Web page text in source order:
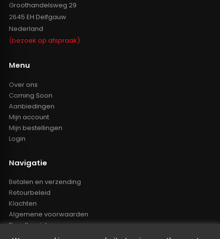
Groothandelsweg 29
2645 EH Delfgauw
Nederland
(bezoek op afspraak)
Menu
Over ons
Coming Soon
Aanbiedingen
Mijn account
Mijn bestellingen
Login
Navigatie
Betalen en verzending
Retourbeleid
Klachten
Algemene voorwaarden
Resellers inlog
Reseller worden